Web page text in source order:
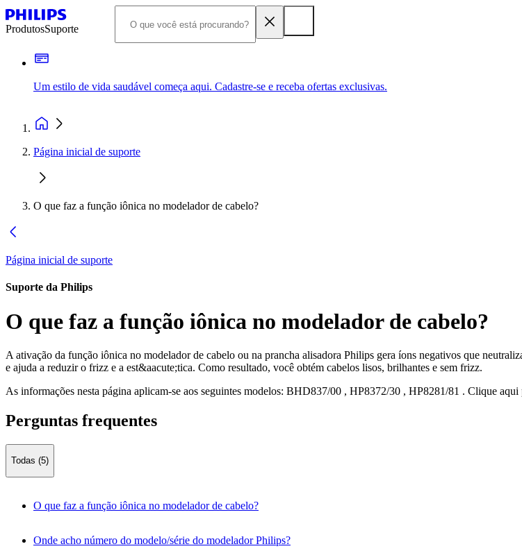
ProdutosSuporte
Um estilo de vida saudável começa aqui. Cadastre-se e receba ofertas exclusivas.
Página inicial de suporte
O que faz a função iônica no modelador de cabelo?
Página inicial de suporte
Suporte da Philips
O que faz a função iônica no modelador de cabelo?
A ativação da função iônica no modelador de cabelo ou na prancha alisadora Philips gera íons negativos que
e ajuda a reduzir o frizz e a est&aacute;tica. Como resultado, você obtém cabelos lisos, brilhantes e sem frizz.
As informações nesta página aplicam-se aos seguintes modelos: BHD837/00 , HP8372/30 , HP8281/81 . Clique aqui
Perguntas frequentes
Todas (5)
O que faz a função iônica no modelador de cabelo?
Onde acho número do modelo/série do modelador Philips?